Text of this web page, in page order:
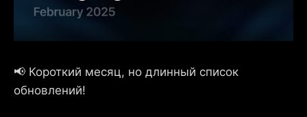
📢 Короткий месяц, но длинный список
обновлений!